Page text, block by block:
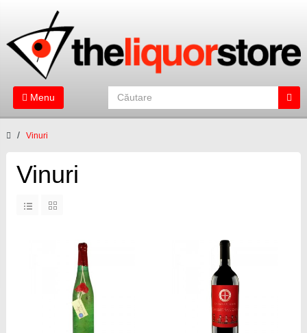
Menu
Vinuri
Vinuri